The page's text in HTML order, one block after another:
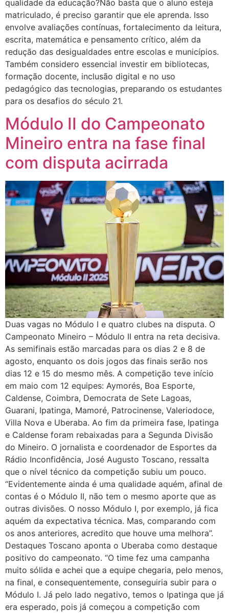
qualidade da educação?Não basta que o aluno esteja
matriculado, é preciso garantir que ele aprenda. Isso
envolve avaliações contínuas, fortalecimento da leitura,
escrita, matemática e pensamento crítico, além da
redução das desigualdades entre escolas e municípios.
Também considero essencial investir em bibliotecas,
formação docente, inclusão digital e no uso
pedagógico das tecnologias, preparando os estudantes
para os desafios do século 21.
Módulo II do Campeonato
Mineiro entra na fase final
com disputa acirrada
Duas vagas no Módulo I e quatro clubes na disputa. O
Campeonato Mineiro – Módulo II entra na reta decisiva.
As semifinais estão marcadas para os dias 2 e 8 de
agosto, enquanto os dois jogos das finais serão nos
dias 12 e 15 do mesmo mês. A competição teve início
em maio com 12 equipes: Aymorés, Boa Esporte,
Caldense, Coimbra, Democrata de Sete Lagoas,
Guarani, Ipatinga, Mamoré, Patrocinense, Valeriodoce,
Villa Nova e Uberaba. Ao fim da primeira fase, Ipatinga
e Caldense foram rebaixadas para a Segunda Divisão
do Mineiro. O jornalista e coordenador de Esportes da
Rádio Inconfidência, José Augusto Toscano, ressalta
que o nível técnico da competição subiu um pouco.
“Evidentemente ainda é uma qualidade aquém, afinal de
contas é o Módulo II, não tem o mesmo aporte que as
outras divisões. O nosso Módulo I, por exemplo, já fica
aquém da expectativa técnica. Mas, comparando com
os anos anteriores, acredito que houve uma melhora”.
Destaques Toscano aponta o Uberaba como destaque
positivo do campeonato. “O time fez uma campanha
muito sólida e achei que a equipe chegaria, pelo menos,
na final, e consequentemente, conseguiria subir para o
Módulo I. Já pelo lado negativo, temos o Ipatinga que já
era esperado, pois já começou a competição com